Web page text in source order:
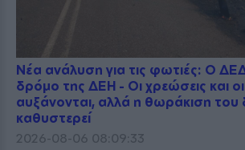
Νέα ανάλυση για τις φωτιές: Ο
δρόμο της ΔΕΗ - Οι χρεώσεις και
αυξάνονται, αλλά η θωράκιση του
καθυστερεί
2026-08-06 08:09:33